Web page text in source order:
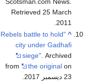
Scotsman.com News.
Retrieved25 March
2011
.
^
"Rebels battle to hold
city under Gadhafi
siege" . Archived
from
the original on
23 ديسمبر 2017